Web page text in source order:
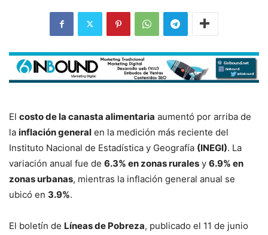
El costo de la canasta alimentaria aumentó por arriba de
la inflación general en la medición más reciente del
Instituto Nacional de Estadística y Geografía (INEGI). La
variación anual fue de 6.3% en zonas rurales y 6.9% en
zonas urbanas, mientras la inflación general anual se
ubicó en 3.9%.
El boletín de Líneas de Pobreza, publicado el 11 de junio